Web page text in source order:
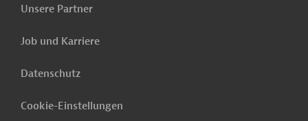
Unsere Partner
Job und Karriere
Datenschutz
Cookie-Einstellungen